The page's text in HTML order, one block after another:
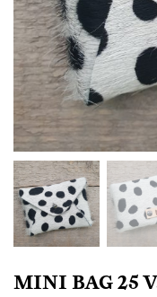
MINI BAG 25